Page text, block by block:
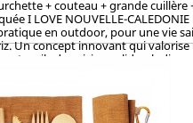
+ couteau + grande
I LOVE NOUVELLE-
en outdoor, pour une vie
concept innovant qui
de cuisine solides,
riz sont 100% naturels,
pour ses hauts standards en